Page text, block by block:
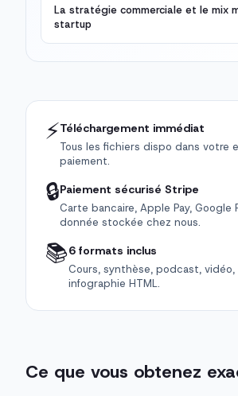
La stratégie commerciale et le mix
startup
⚡Téléchargement immédiat
Tous les fichiers dispo dans votre
paiement.
🔒Paiement sécurisé Stripe
Carte bancaire, Apple Pay, Google
donnée stockée chez nous.
📚6 formats inclus
Cours, synthèse, podcast, vidéo,
infographie HTML.
Ce que vous obtenez